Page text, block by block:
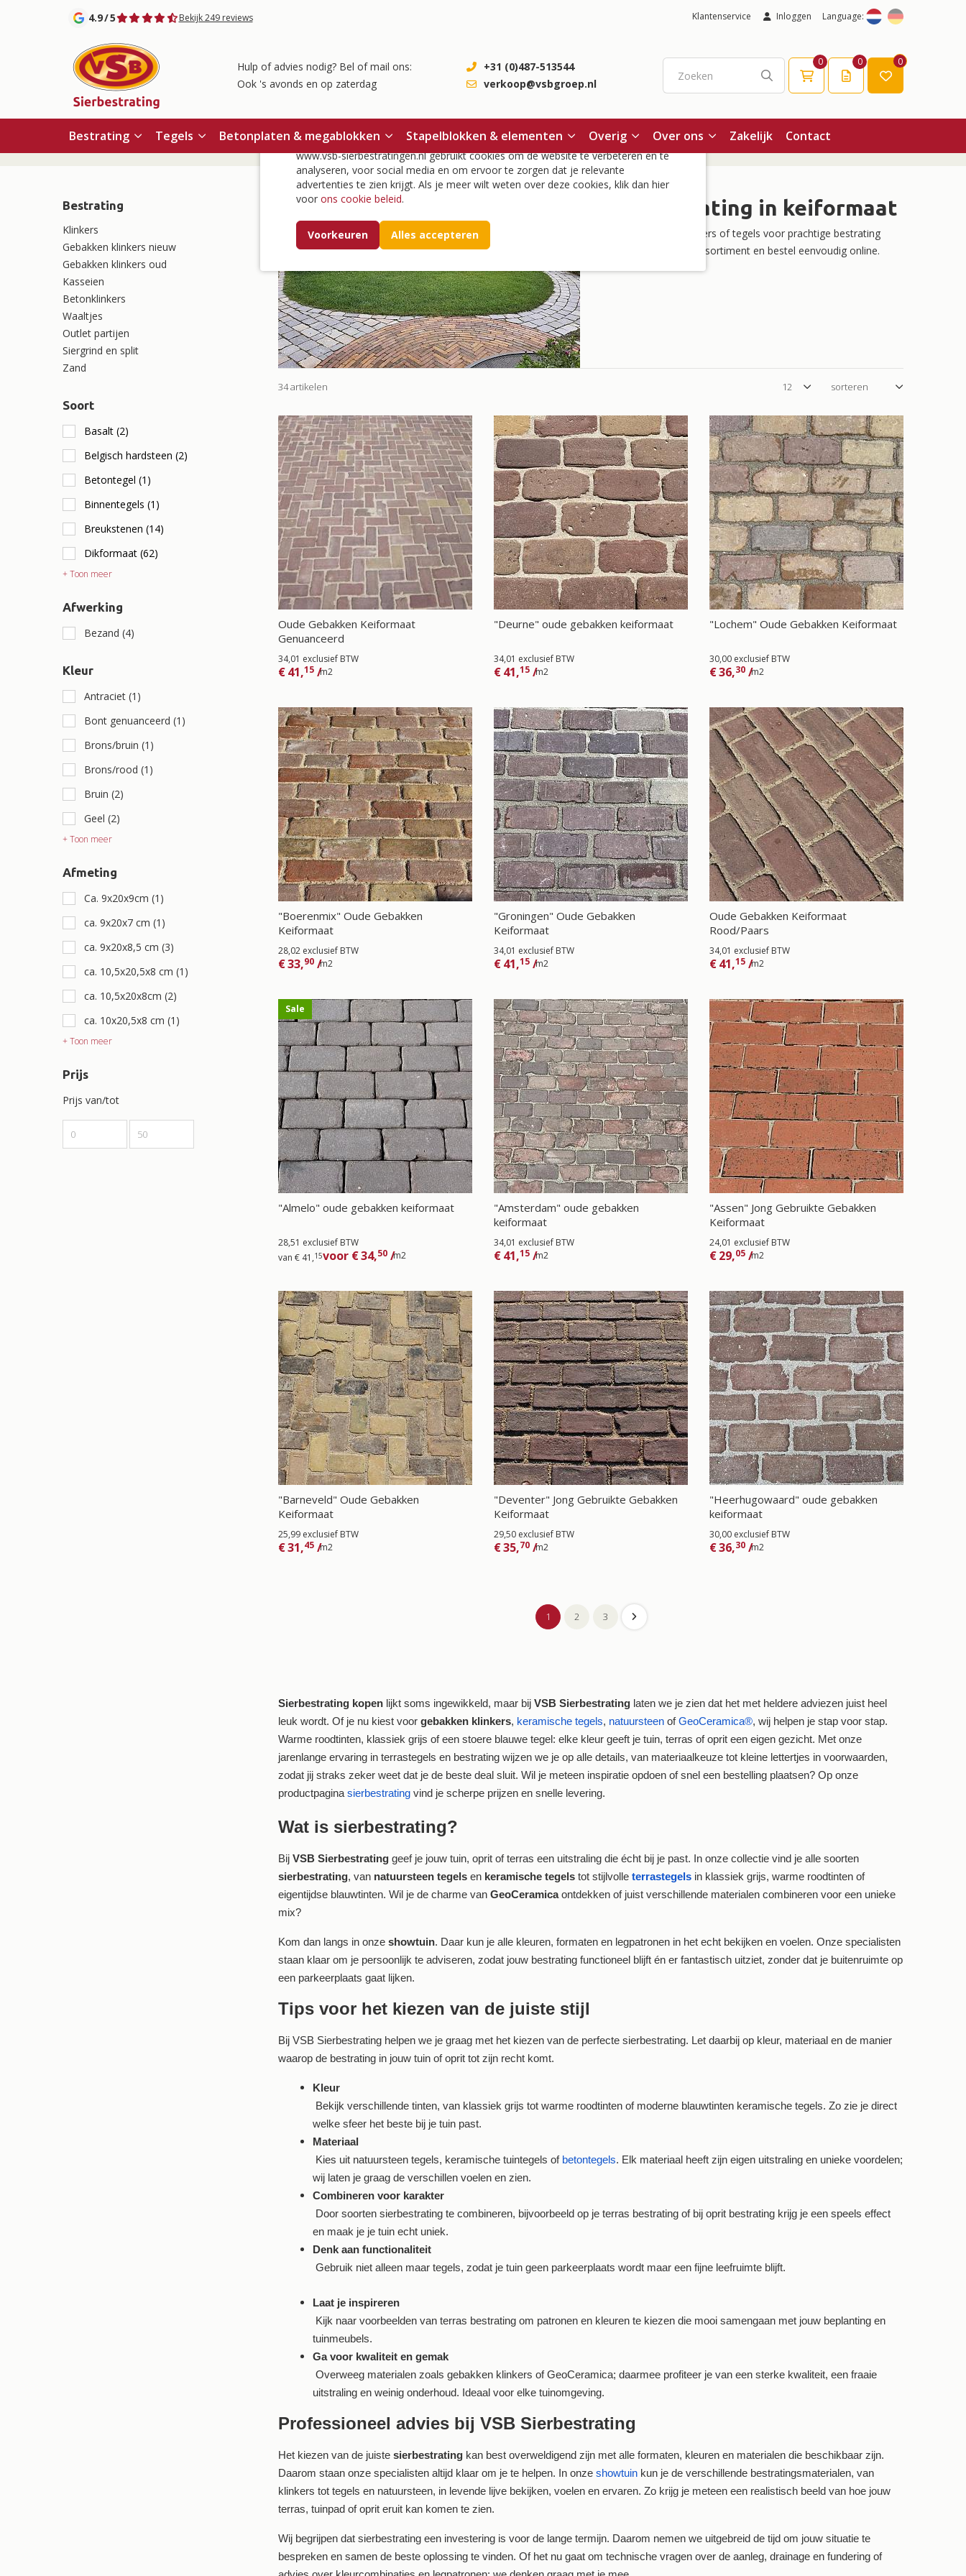
4.9/5 Bekijk 249 reviews Klantenservice Inloggen Language:
Hulp of advies nodig? Bel of mail ons:
Ook 's avonds en op zaterdag
+31 (0)487-513544
verkoop@vsbgroep.nl
0 0 0
Bestrating Tegels Betonplaten & megablokken Stapelblokken & elementen Overig Over ons Zakelijk Contact
Home / Bestrating
Bestrating
Klinkers
Gebakken klinkers nieuw
Gebakken klinkers oud
Kasseien
Betonklinkers
Waaltjes
Outlet partijen
Siergrind en split
Zand
Soort
Basalt (2)
Belgisch hardsteen (2)
Betontegel (1)
Binnentegels (1)
Breukstenen (14)
Dikformaat (62)
+ Toon meer
Afwerking
Bezand (4)
Kleur
Antraciet (1)
Bont genuanceerd (1)
Brons/bruin (1)
Brons/rood (1)
Bruin (2)
Geel (2)
+ Toon meer
Afmeting
Ca. 9x20x9cm (1)
ca. 9x20x7 cm (1)
ca. 9x20x8,5 cm (3)
ca. 10,5x20,5x8 cm (1)
ca. 10,5x20x8cm (2)
ca. 10x20,5x8 cm (1)
+ Toon meer
Prijs
Prijs van/tot
Sierbestrating in keiformaat
Mooie gebakken klinkers of tegels voor prachtige bestrating
kopen? Ontdek ons assortiment en bestel eenvoudig online.
34 artikelen
Oude Gebakken Keiformaat
Genuanceerd
34,01 exclusief BTW
€41,15 /m2
"Deurne" oude gebakken keiformaat
34,01 exclusief BTW
€41,15 /m2
"Lochem" Oude Gebakken Keiformaat
30,00 exclusief BTW
€36,30 /m2
"Boerenmix" Oude Gebakken
Keiformaat
28,02 exclusief BTW
€33,90 /m2
"Groningen" Oude Gebakken
Keiformaat
34,01 exclusief BTW
€41,15 /m2
Oude Gebakken Keiformaat
Rood/Paars
34,01 exclusief BTW
€41,15 /m2
Sale
"Almelo" oude gebakken keiformaat
28,51 exclusief BTW
van € 41,15voor €34,50 /m2
"Amsterdam" oude gebakken
keiformaat
34,01 exclusief BTW
€41,15 /m2
"Assen" Jong Gebruikte Gebakken
Keiformaat
24,01 exclusief BTW
€29,05 /m2
"Barneveld" Oude Gebakken
Keiformaat
25,99 exclusief BTW
€31,45 /m2
"Deventer" Jong Gebruikte Gebakken
Keiformaat
29,50 exclusief BTW
€35,70 /m2
"Heerhugowaard" oude gebakken
keiformaat
30,00 exclusief BTW
€36,30 /m2
1 2 3
Sierbestrating kopen lijkt soms ingewikkeld, maar bij VSB Sierbestrating laten we je zien dat het met heldere adviezen juist heel
leuk wordt. Of je nu kiest voor gebakken klinkers, keramische tegels, natuursteen ofGeoCeramica®, wij helpen je stap voor stap.
Warme roodtinten, klassiek grijs of een stoere blauwe tegel: elke kleur geeft je tuin, terras of oprit een eigen gezicht. Met onze
jarenlange ervaring in terrastegels en bestrating wijzen we je op alle details, van materiaalkeuze tot kleine lettertjes in voorwaarden,
zodat jij straks zeker weet dat je de beste deal sluit. Wil je meteen inspiratie opdoen of snel een bestelling plaatsen? Op onze
productpagina sierbestrating vind je scherpe prijzen en snelle levering.
Wat is sierbestrating?
Bij VSB Sierbestrating geef je jouw tuin, oprit of terras een uitstraling die écht bij je past. In onze collectie vind je alle soorten
sierbestrating, van natuursteen tegels en keramische tegels tot stijlvolle terrastegels in klassiek grijs, warme roodtinten of
eigentijdse blauwtinten. Wil je de charme van GeoCeramicaontdekken of juist verschillende materialen combineren voor een unieke
mix?
Kom dan langs in onze showtuin. Daar kun je alle kleuren, formaten en legpatronen in het echt bekijken en voelen. Onze specialisten
staan klaar om je persoonlijk te adviseren, zodat jouw bestrating functioneel blijft én er fantastisch uitziet, zonder dat je buitenruimte op
een parkeerplaats gaat lijken.
Tips voor het kiezen van de juiste stijl
Bij VSB Sierbestrating helpen we je graag met het kiezen van de perfecte sierbestrating. Let daarbij op kleur, materiaal en de manier
waarop de bestrating in jouw tuin of oprit tot zijn recht komt.
Kleur
Bekijk verschillende tinten, van klassiek grijs tot warme roodtinten of moderne blauwtinten keramische tegels. Zo zie je direct
welke sfeer het beste bij je tuin past.
Materiaal
Kies uit natuursteen tegels, keramische tuintegels of betontegels. Elk materiaal heeft zijn eigen uitstraling en unieke voordelen;
wij laten je graag de verschillen voelen en zien.
Combineren voor karakter
Door soorten sierbestrating te combineren, bijvoorbeeld op je terras bestrating of bij oprit bestrating krijg je een speels effect
en maak je je tuin echt uniek.
Denk aan functionaliteit
Gebruik niet alleen maar tegels, zodat je tuin geen parkeerplaats wordt maar een fijne leefruimte blijft.
Laat je inspireren
Kijk naar voorbeelden van terras bestrating om patronen en kleuren te kiezen die mooi samengaan met jouw beplanting en
tuinmeubels.
Ga voor kwaliteit en gemak
Overweeg materialen zoals gebakken klinkers of GeoCeramica; daarmee profiteer je van een sterke kwaliteit, een fraaie
uitstraling en weinig onderhoud. Ideaal voor elke tuinomgeving.
Professioneel advies bij VSB Sierbestrating
Het kiezen van de juiste sierbestrating kan best overweldigend zijn met alle formaten, kleuren en materialen die beschikbaar zijn.
Daarom staan onze specialisten altijd klaar om je te helpen. In onze showtuin kun je de verschillende bestratingsmaterialen, van
klinkers tot tegels en natuursteen, in levende lijve bekijken, voelen en ervaren. Zo krijg je meteen een realistisch beeld van hoe jouw
terras, tuinpad of oprit eruit kan komen te zien.
Wij begrijpen dat sierbestrating een investering is voor de lange termijn. Daarom nemen we uitgebreid de tijd om jouw situatie te
bespreken en samen de beste oplossing te vinden. Of het nu gaat om technische vragen over de aanleg, drainage en fundering of
Cookies
www.vsb-sierbestratingen.nl gebruikt cookies om de website te verbeteren en te
analyseren, voor social media en om ervoor te zorgen dat je relevante
advertenties te zien krijgt. Als je meer wilt weten over deze cookies, klik dan hier
voor ons cookie beleid.
Voorkeuren Alles accepteren